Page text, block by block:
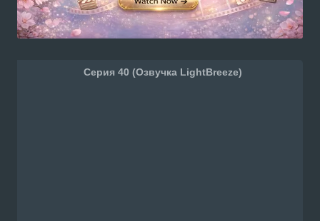
Серия 40 (Озвучка LightBreeze)